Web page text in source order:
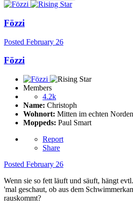
Fözzi
Posted February 26
Fözzi
Members
4.2k
Name: Christoph
Wohnort: Mitten im echten Norden
Moppeds: Paul Smart
Report
Share
Posted February 26
Wenn sie so fett läuft und säuft, hängt
'mal geschaut, ob aus dem
rauskommt?